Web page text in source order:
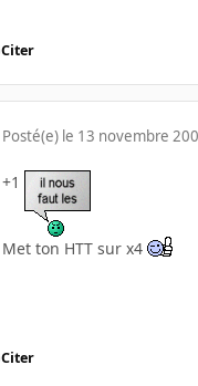
Citer
Posté(e) le 13 novembre
+1
Met ton HTT sur x4
Citer